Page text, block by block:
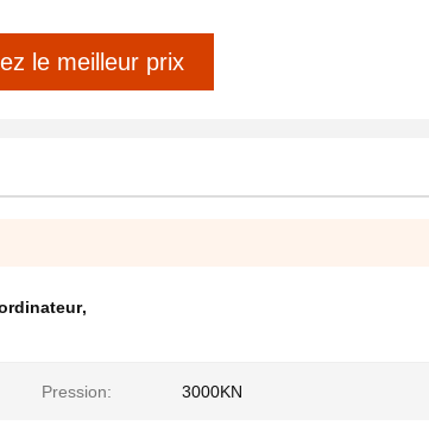
le meilleur prix
,
Pression: 3000KN